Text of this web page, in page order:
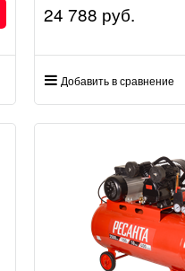
24 788 руб.
Добавить в сравнение